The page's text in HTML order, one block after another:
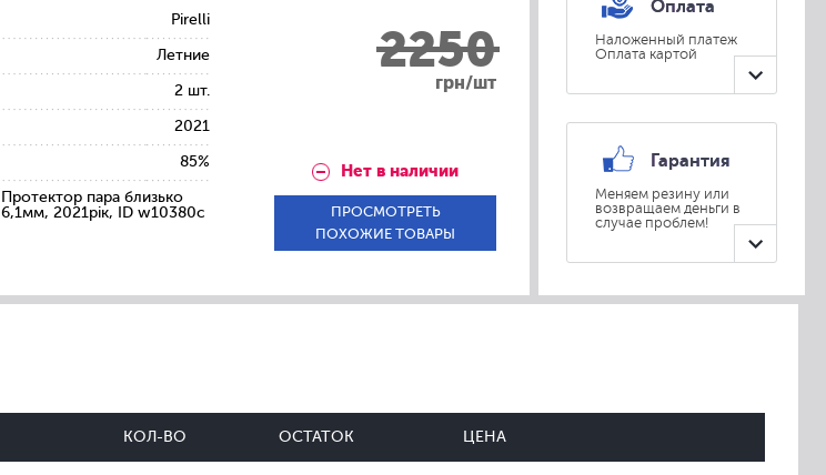
Pirelli
Летние
2 шт.
2021
85%
Протектор пара близько
6,1мм, 2021рік, ID w10380c
2250
грн/шт
Нет в наличии
ПРОСМОТРЕТЬ
ПОХОЖИЕ ТОВАРЫ
Оплата
Наложенный платеж
Оплата картой
Гарантия
Меняем резину или
возвращаем деньги в
случае проблем!
КОЛ-ВО ОСТАТОК ЦЕНА